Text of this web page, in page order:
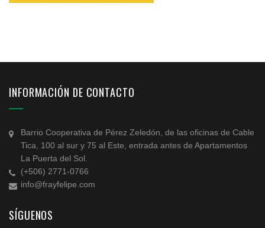
INFORMACIÓN DE CONTACTO
Barrio Cooperativa de Pérez Zeledón, de las oficinas de Cable
Tica, 100 al sur y 75 al Este, entrada antes de Apartamentos
La Puerta del Sol.
(+506) 2771-0766
info@frayfelipe.com
SÍGUENOS